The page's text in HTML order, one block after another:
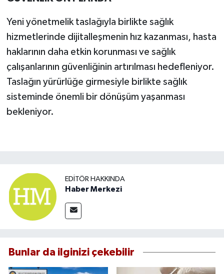
Yeni yönetmelik taslağıyla birlikte sağlık
hizmetlerinde dijitalleşmenin hız kazanması, hasta
haklarının daha etkin korunması ve sağlık
çalışanlarının güvenliğinin artırılması hedefleniyor.
Taslağın yürürlüğe girmesiyle birlikte sağlık
sisteminde önemli bir dönüşüm yaşanması
bekleniyor.
EDITÖR HAKKINDA
Haber Merkezi
Bunlar da ilginizi çekebilir